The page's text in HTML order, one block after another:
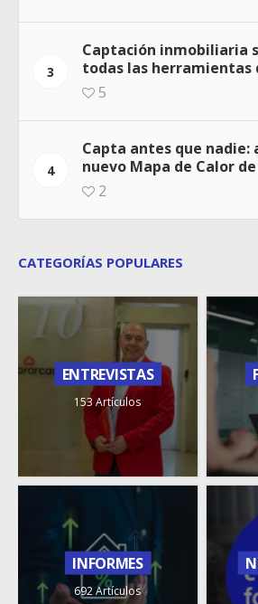
3
Captación inmobiliaria
todas las herramientas
5
4
Capta antes que nadie:
nuevo Mapa de Calor
2
CATEGORÍAS POPULARES
ENTREVISTAS
153 Artículos
INFORMES
692 Artículos